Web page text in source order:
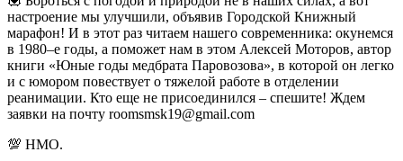
настроение мы улучшили, объявив Городской Книжный
марафон! И в этот раз читаем нашего современника: окунемся
в 1980–е годы, а поможет нам в этом Алексей Моторов, автор
книги «Юные годы медбрата Паровозова», в которой он легко
и с юмором повествует о тяжелой работе в отделении
реанимации. Кто еще не присоединился – спешите! Ждем
заявки на почту roomsmsk19@gmail.com
💯 НМО.